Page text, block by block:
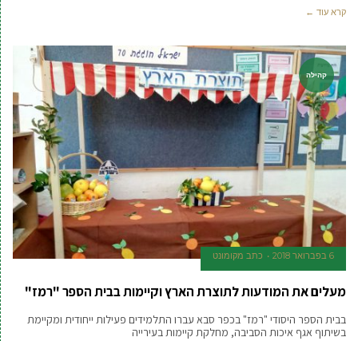
קרא עוד ←
קהילה
6 בפברואר 2018 כתב מקומונט
מעלים את המודעות לתוצרת הארץ וקיימות בבית הספר "רמז"
בבית הספר היסודי "רמז" בכפר סבא עברו התלמידים פעילות ייחודית ומקיימת
בשיתוף אגף איכות הסביבה, מחלקת קיימות בעירייה